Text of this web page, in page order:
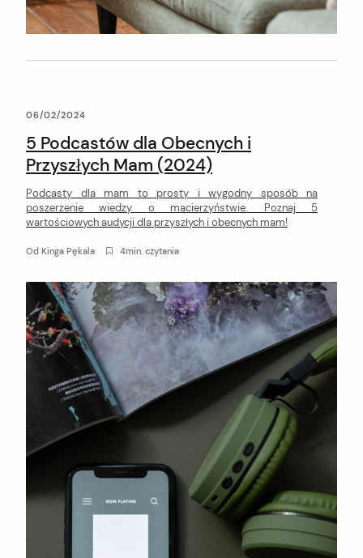
06/02/2024
5 Podcastów dla Obecnych i
Przyszłych Mam (2024)
Podcasty dla mam to prosty i wygodny sposób na
poszerzenie wiedzy o macierzyństwie. Poznaj 5
wartościowych audycji dla przyszłych i obecnych mam!
Od Kinga Pękala 4min. czytania